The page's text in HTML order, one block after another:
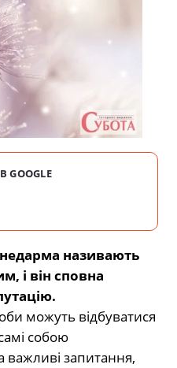
називають
і він сповна
можуть відбуватися
собою
важливі запитання,